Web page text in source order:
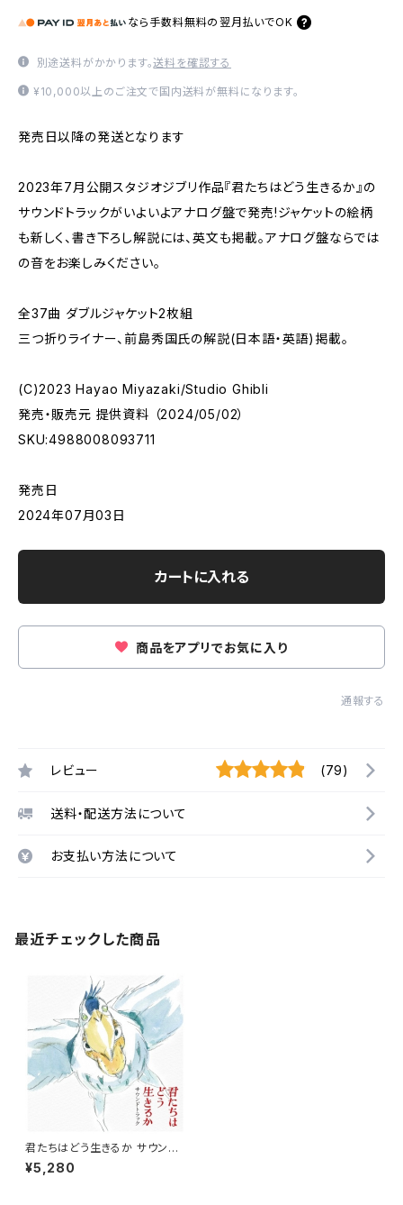
なら 手数料無料の 翌月払いでOK
別途送料がかかります。送料を確認する
¥10,000以上のご注文で国内送料が無料になります。
発売日以降の発送となります
2023年7月公開スタジオジブリ作品『君たちはどう生きるか』の
サウンドトラックがいよいよアナログ盤で発売!ジャケットの絵柄
も新しく、書き下ろし解説には、英文も掲載。アナログ盤ならでは
の音をお楽しみください。
全37曲 ダブルジャケット2枚組
三つ折りライナー、前島秀国氏の解説(日本語・英語)掲載。
(C)2023 Hayao Miyazaki/Studio Ghibli
発売・販売元 提供資料 （2024/05/02）
SKU:4988008093711
発売日
2024年07月03日
カートに入れる
商品をアプリでお気に入り
通報する
レビュー (79)
送料・配送方法について
お支払い方法について
最近チェックした商品
君たちはどう生きるか サウンド
トラック
¥5,280